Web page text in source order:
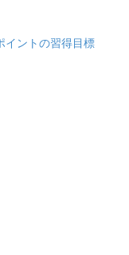
イントの習得目標